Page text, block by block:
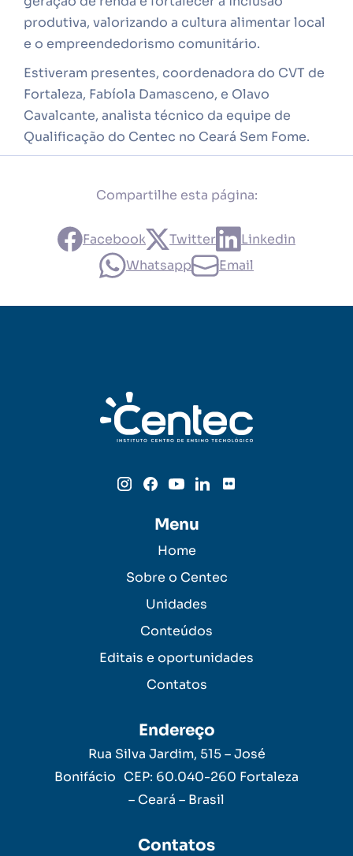
produtiva, valorizando a cultura alimentar local
e o empreendedorismo comunitário.
Estiveram presentes, coordenadora do CVT de
Fortaleza, Fabíola Damasceno, e Olavo
Cavalcante, analista técnico da equipe de
Qualificação do Centec no Ceará Sem Fome.
Compartilhe esta página:
Facebook Twitter
Linkedin
Whatsapp
Email
Menu
Home
Sobre o Centec
Unidades
Conteúdos
Editais e oportunidades
Contatos
Endereço
Rua Silva Jardim, 515 – José
Bonifácio CEP: 60.040-260 Fortaleza
– Ceará – Brasil
Contatos